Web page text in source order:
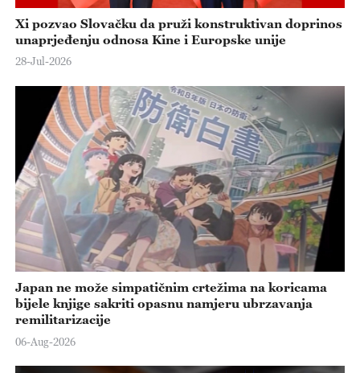
Xi pozvao Slovačku da pruži konstruktivan doprinos
unaprjeđenju odnosa Kine i Europske unije
28-Jul-2026
Japan ne može simpatičnim crtežima na koricama
bijele knjige sakriti opasnu namjeru ubrzavanja
remilitarizacije
06-Aug-2026